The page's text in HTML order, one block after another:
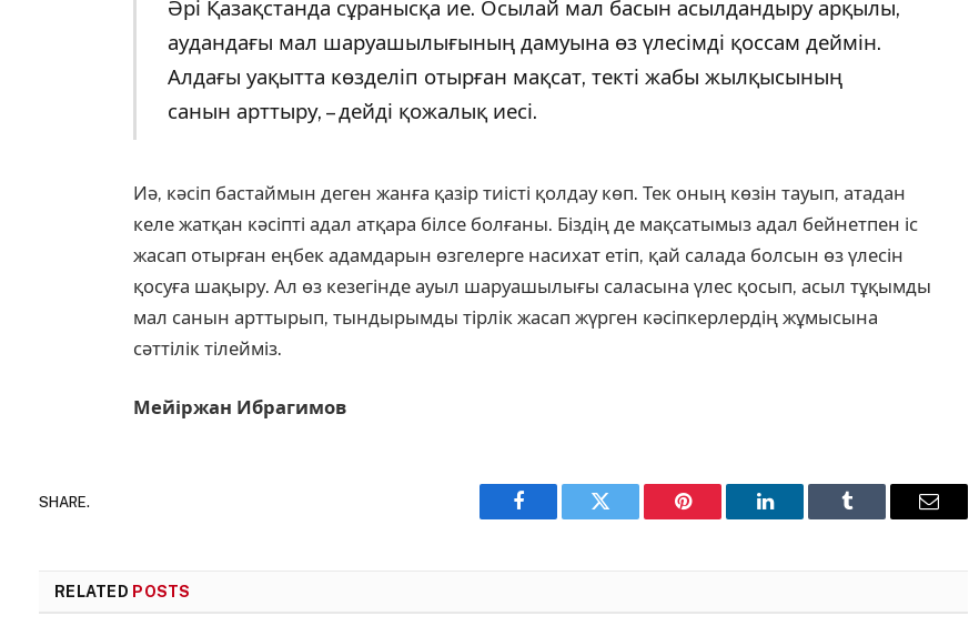
Әрі Қазақстанда сұранысқа ие. Осылай мал басын асылдандыру арқылы,
аудандағы мал шаруашылығының дамуына өз үлесімді қоссам деймін.
Алдағы уақытта көзделіп отырған мақсат, текті жабы жылқысының
санын арттыру, – дейді қожалық иесі.
Иә, кәсіп бастаймын деген жанға қазір тиісті қолдау көп. Тек оның көзін тауып, атадан
келе жатқан кәсіпті адал атқара білсе болғаны. Біздің де мақсатымыз адал бейнетпен іс
жасап отырған еңбек адамдарын өзгелерге насихат етіп, қай салада болсын өз үлесін
қосуға шақыру. Ал өз кезегінде ауыл шаруашылығы саласына үлес қосып, асыл тұқымды
мал санын арттырып, тындырымды тірлік жасап жүрген кәсіпкерлердің жұмысына
сәттілік тілейміз.
Мейіржан Ибрагимов
SHARE.
Facebook Twitter Pinterest LinkedIn Tumblr Email
RELATED POSTS